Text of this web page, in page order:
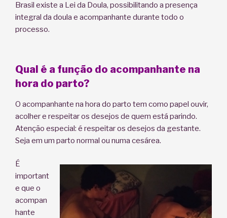
Brasil existe a Lei da Doula, possibilitando a presença
integral da doula e acompanhante durante todo o
processo.
Qual é a função do acompanhante na
hora do parto?
O acompanhante na hora do parto tem como papel ouvir,
acolher e respeitar os desejos de quem está parindo.
Atenção especial: é respeitar os desejos da gestante.
Seja em um parto normal ou numa cesárea.
É
important
e que o
acompan
hante